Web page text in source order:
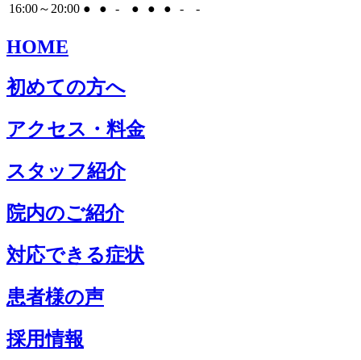
16:00～20:00 ● ● - ● ● ● - -
HOME
初めての方へ
アクセス・料金
スタッフ紹介
院内のご紹介
対応できる症状
患者様の声
採用情報